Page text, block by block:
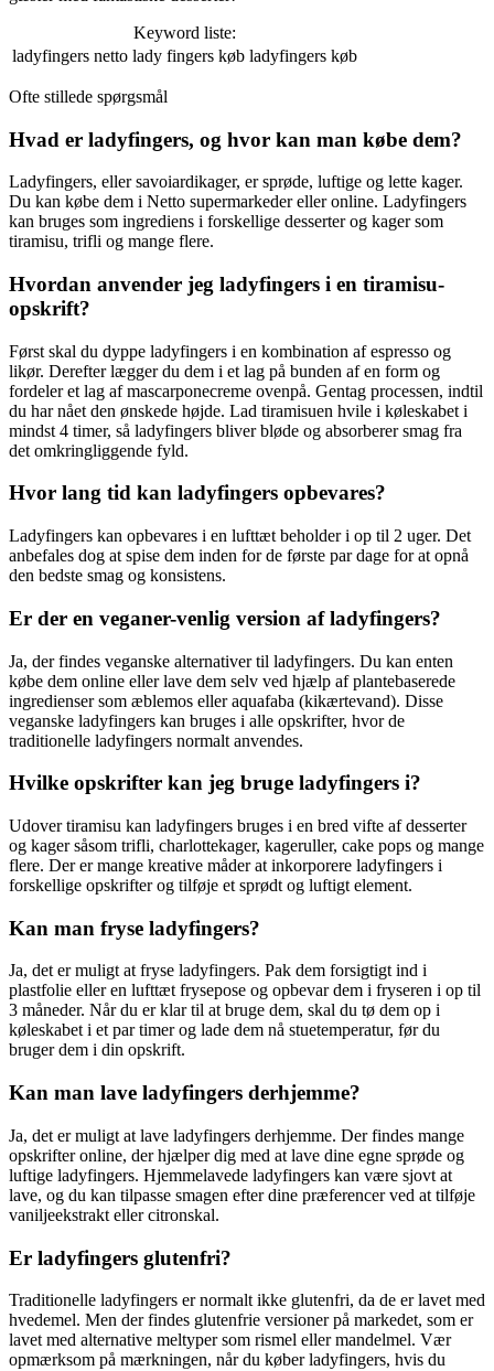
Keyword liste:
ladyfingers netto lady fingers køb ladyfingers køb
Ofte stillede spørgsmål
Hvad er ladyfingers, og hvor kan man købe dem?
Ladyfingers, eller savoiardikager, er sprøde, luftige og lette kager.
Du kan købe dem i Netto supermarkeder eller online. Ladyfingers
kan bruges som ingrediens i forskellige desserter og kager som
tiramisu, trifli og mange flere.
Hvordan anvender jeg ladyfingers i en tiramisu-
opskrift?
Først skal du dyppe ladyfingers i en kombination af espresso og
likør. Derefter lægger du dem i et lag på bunden af en form og
fordeler et lag af mascarponecreme ovenpå. Gentag processen, indtil
du har nået den ønskede højde. Lad tiramisuen hvile i køleskabet i
mindst 4 timer, så ladyfingers bliver bløde og absorberer smag fra
det omkringliggende fyld.
Hvor lang tid kan ladyfingers opbevares?
Ladyfingers kan opbevares i en lufttæt beholder i op til 2 uger. Det
anbefales dog at spise dem inden for de første par dage for at opnå
den bedste smag og konsistens.
Er der en veganer-venlig version af ladyfingers?
Ja, der findes veganske alternativer til ladyfingers. Du kan enten
købe dem online eller lave dem selv ved hjælp af plantebaserede
ingredienser som æblemos eller aquafaba (kikærtevand). Disse
veganske ladyfingers kan bruges i alle opskrifter, hvor de
traditionelle ladyfingers normalt anvendes.
Hvilke opskrifter kan jeg bruge ladyfingers i?
Udover tiramisu kan ladyfingers bruges i en bred vifte af desserter
og kager såsom trifli, charlottekager, kageruller, cake pops og mange
flere. Der er mange kreative måder at inkorporere ladyfingers i
forskellige opskrifter og tilføje et sprødt og luftigt element.
Kan man fryse ladyfingers?
Ja, det er muligt at fryse ladyfingers. Pak dem forsigtigt ind i
plastfolie eller en lufttæt frysepose og opbevar dem i fryseren i op til
3 måneder. Når du er klar til at bruge dem, skal du tø dem op i
køleskabet i et par timer og lade dem nå stuetemperatur, før du
bruger dem i din opskrift.
Kan man lave ladyfingers derhjemme?
Ja, det er muligt at lave ladyfingers derhjemme. Der findes mange
opskrifter online, der hjælper dig med at lave dine egne sprøde og
luftige ladyfingers. Hjemmelavede ladyfingers kan være sjovt at
lave, og du kan tilpasse smagen efter dine præferencer ved at tilføje
vaniljeekstrakt eller citronskal.
Er ladyfingers glutenfri?
Traditionelle ladyfingers er normalt ikke glutenfri, da de er lavet med
hvedemel. Men der findes glutenfrie versioner på markedet, som er
lavet med alternative meltyper som rismel eller mandelmel. Vær
opmærksom på mærkningen, når du køber ladyfingers, hvis du